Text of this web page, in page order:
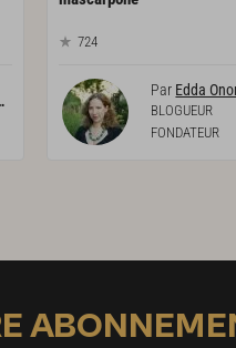
724
Par Edda
BLOGUEUR
FONDATEUR